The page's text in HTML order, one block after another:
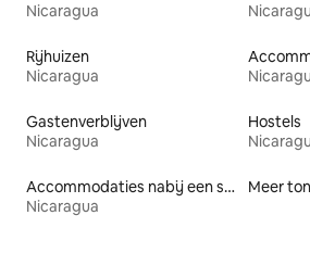
Nicaragua
Rijhuizen
Nicaragua
Gastenverblijven
Nicaragua
Hostels
Accommodaties nabij een strand
Nicaragua
Meer